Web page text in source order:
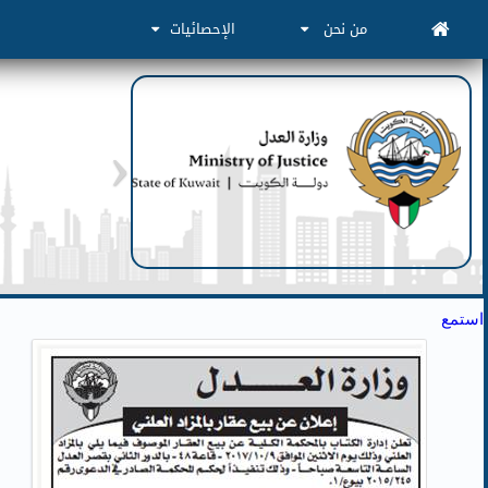
من نحن الإحصائيات
استمع